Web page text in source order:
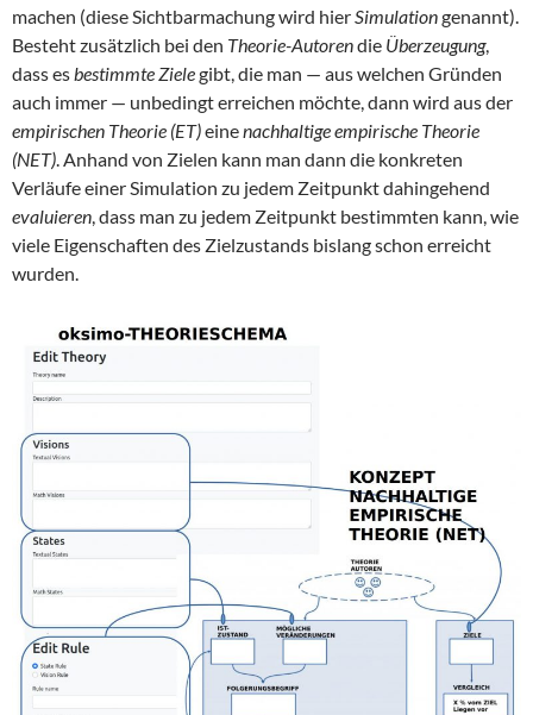
machen (diese Sichtbarmachung wird hierSimulationgenannt).
Besteht zusätzlich bei den Theorie-Autorendie Überzeugung,
dass esbestimmte Zielegibt, die man — aus welchen Gründen
auch immer — unbedingt erreichen möchte, dann wird aus der
empirischen Theorie (ET)einenachhaltige empirische Theorie
(NET). Anhand von Zielen kann man dann die konkreten
Verläufe einer Simulation zu jedem Zeitpunkt dahingehend
evaluieren, dass man zu jedem Zeitpunkt bestimmten kann, wie
viele Eigenschaften des Zielzustands bislang schon erreicht
wurden.